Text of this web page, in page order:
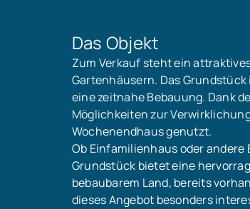
Das Objekt
Zum Verkauf steht ein
Gartenhäusern. Das
eine zeitnahe Bebauung. Dank
Möglichkeiten zur
Wochenendhaus genutzt.
Ob Einfamilienhaus oder
Grundstück bietet eine
bebaubarem Land, bereits
dieses Angebot besonders